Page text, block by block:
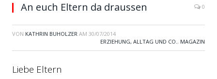
An euch Eltern da draussen 0
VON KATHRIN BUHOLZER AM 30/07/2014
ERZIEHUNG, ALLTAG UND CO., MAGAZIN
Liebe Eltern